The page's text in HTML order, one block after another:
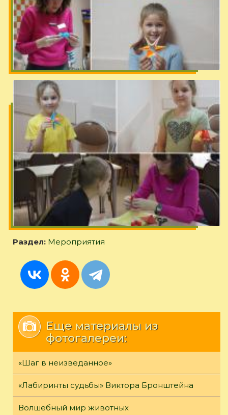
Раздел: Мероприятия
Еще материалы из
фотогалереи:
«Шаг в неизведанное»
«Лабиринты судьбы» Виктора Бронштейна
Волшебный мир животных